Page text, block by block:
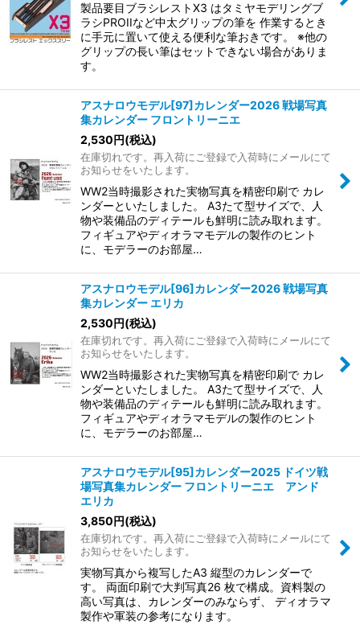
製品要目ブラシレストX3 はタミヤモデリングブ
ラシPROIIなど中太グリップの筆を 作業するとき
に手元に置いて使える便利な筆おきです。 ※他の
グリップの長い筆はセットできない場合がありま
す。
アスナロウモデル[97]カレンダー2026 戦場写真
集カレンダー フロントリーニエ
2,530円(税込)
在庫切れです。再入荷にご登録で入荷時にメールにて
お知らせをいたします。
WW2当時撮影された実物写真を精密印刷で カレ
ンダーといたしました。 A3たて型サイズで、人
物や装備品のディテールも鮮明に読み取れます。
フィギュアやディオラマモデルの製作のヒント
に、モデラーのお部屋…
アスナロウモデル[96]カレンダー2026 戦場写真
集カレンダー エリカ
2,530円(税込)
在庫切れです。再入荷にご登録で入荷時にメールにて
お知らせをいたします。
WW2当時撮影された実物写真を精密印刷で カレ
ンダーといたしました。 A3たて型サイズで、人
物や装備品のディテールも鮮明に読み取れます。
フィギュアやディオラマモデルの製作のヒント
に、モデラーのお部屋…
アスナロウモデル[95]カレンダー2025 ドイツ戦
場写真集カレンダー フロントリーニエ アンド
エリカ
3,850円(税込)
在庫切れです。再入荷にご登録で入荷時にメールにて
お知らせをいたします。
実物写真から複写したA3 縦型のカレンダーで
す。 両面印刷で大判写真26 枚で構成。資料製の
高い写真は、カレンダーのみならず、 ディオラマ
製作や軍装の参考になります。